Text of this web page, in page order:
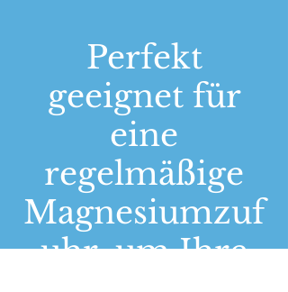
Perfekt
geeignet für
eine
regelmäßige
Magnesiumzuf
uhr, um Ihre